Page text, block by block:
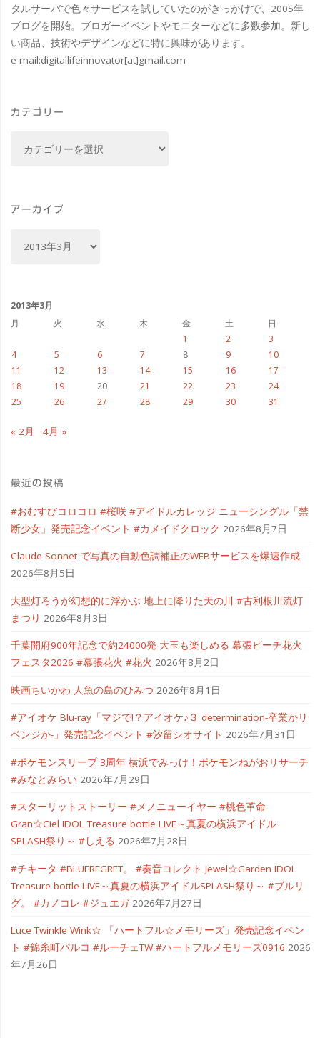
タルサーバで色々サービスを試していたのがきっかけで、2005年
ブログを開始。ブロガーイベントやモニターなどに多数参加。新し
い商品、技術やデザインなどに特に興味があります。
e-mail:digitallifeinnovator[at]gmail.com
カテゴリー
ー
アーカイブ
ブ
2013年3月
月
火 水 木 金 土
日
1
2
3
4
5 6 7 8 9
10
11
12 13 14 15 16
17
18
19 20 21 22 23
24
25
26 27 28 29 30 31
« 2月 4月 »
最近の投稿
#おむすびコロコロ #桜咲 #アイドルカレッジ ニューシングル「禁
断少女」発売記念イベント #カメイドクロック 2026年8月7日
Claude Sonnet で写真の自動色調補正のWEBサービスを爆速作成
2026年8月5日
大型灯ろうが幻想的に浮かぶ 地上に降りた天の川 #古利根川流灯
まつり 2026年8月3日
千葉開府900年記念で約24000発 大玉も楽しめる 幕張ビーチ花火
フェスタ2026 #幕張花火 #花火 2026年8月2日
映画ちいかわ 人魚の島のひみつ 2026年8月1日
#アイオケ Blu-ray「マジで!？アイオケ♪３ determination-卒業かリ
ベンジか-」発売記念イベント #汐留シオサイト 2026年7月31日
#ポケモンスリープ 3周年 横浜でみっけ！ポケモンねがおリサーチ
#みなとみらい 2026年7月29日
#スターリットストーリー #メノニューイヤー #桃色革命
Gran☆Ciel IDOL Treasure bottle LIVE～真夏の横浜アイドル
SPLASH祭り～ #しえる 2026年7月28日
#チキータ #BLUEREGRET。 #奏音コレクト Jewel☆Garden IDOL
Treasure bottle LIVE～真夏の横浜アイドルSPLASH祭り～ #ブルリ
グ。 #カノコレ #ジュエガ 2026年7月27日
Luce Twinkle Wink☆ 「ハートフル☆メモリーズ」発売記念イベン
ト #錦糸町パルコ #ルーチェTW #ハートフルメモリーズ0916 2026
年7月26日